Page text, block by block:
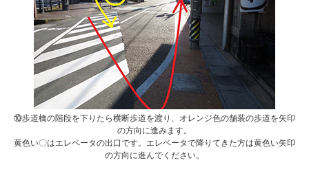
⑩歩道橋の階段を下りたら横断歩道を渡り、オレンジ色の舗装の歩道を矢印
の方向に進みます。
黄色い〇はエレベータの出口です。エレベータで降りてきた方は黄色い矢印
の方向に進んでください。